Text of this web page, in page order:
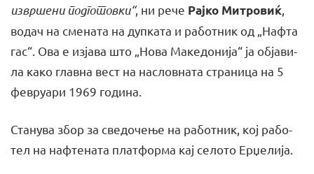
из­вр­ше­ни под­го­то­вки“, ни ре­че Рај­ко Ми­тро­виќ
во­дач на сме­на­та на дуп­ка­та и ра­бот­ник од „На­фта
гас“. Ова е из­ја­ва што „Но­ва Ма­ке­до­ни­ја“ ја об­ја­ви­
ла ка­ко глав­на вест на нас­лов­на­та стра­ни­ца на 5
фе­вру­а­ри 1969 го­ди­на.
Ста­ну­ва збор за све­до­че­ње на ра­бот­ник, кој ра­бо­
тел на на­фте­на­та пла­тфор­ма кај се­ло­то Ер­џе­ли­ја.